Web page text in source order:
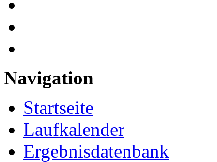
Navigation
Startseite
Laufkalender
Ergebnisdatenbank